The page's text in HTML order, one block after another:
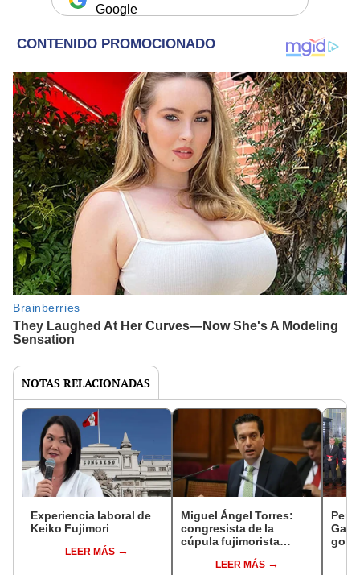
Google
NOTAS RELACIONADAS
Experiencia laboral de
Keiko Fujimori
LEER MÁS
Miguel Ángel Torres:
congresista de la
cúpula fujimorista
del SenadoLEER MÁS